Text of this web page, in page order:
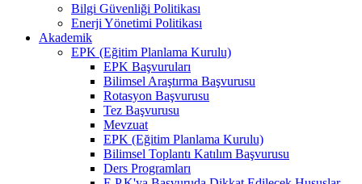
Bilgi Güvenliği Politikası
Enerji Yönetimi Politikası
Akademik
EPK (Eğitim Planlama Kurulu)
EPK Başvuruları
Bilimsel Araştırma Başvurusu
Rotasyon Başvurusu
Tez Başvurusu
Mevzuat
EPK (Eğitim Planlama Kurulu)
Bilimsel Toplantı Katılım Başvurusu
Ders Programları